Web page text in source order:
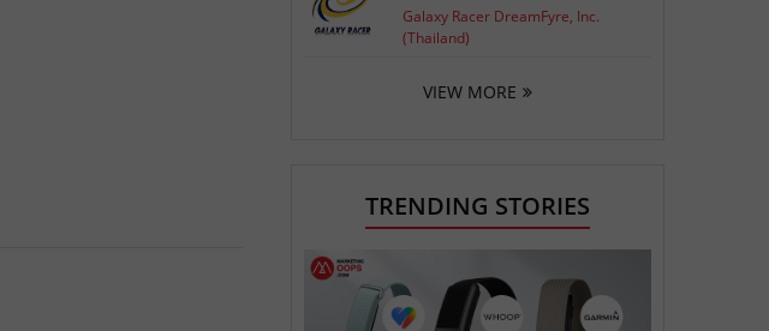
Galaxy Racer DreamFyre, Inc.
(Thailand)
VIEW MORE
TRENDING STORIES